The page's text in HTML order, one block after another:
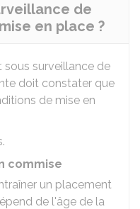
de
en place ?
surveillance de
doit constater que
de mise en
commise
un placement
de l'âge de la